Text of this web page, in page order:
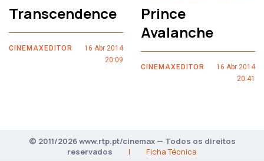
Transcendence
CINEMAXEDITOR
16 Abr 2014
20:09
Prince
Avalanche
CINEMAXEDITOR
16 Abr 2014
20:41
© 2011/2026 www.rtp.pt/cinemax — Todos os direitos
reservados
| Ficha Técnica